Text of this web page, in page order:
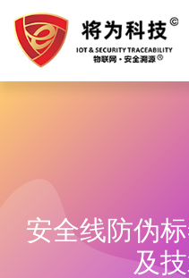
安全线防伪
及